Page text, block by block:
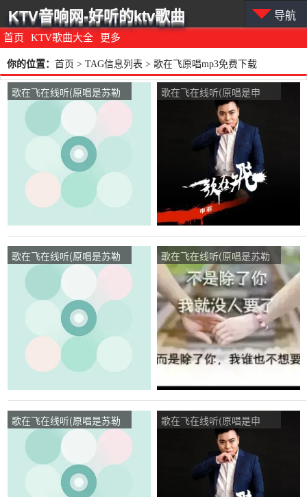
首页 KTV歌曲大全 更多
KTV音响网-好听的ktv歌曲 导航
你的位置： 首页 > TAG信息列表 > 歌在飞原唱mp3免费下载
歌在飞在线听(原唱是苏勒
亚其其格)，方城花屋娟娟
演唱点播:96次
歌在飞在线听(原唱是申
菲)，糖糖演唱点播:86次
歌在飞在线听(原唱是苏勒
亚其其格)，温馨的港湾演
唱点播:12次
歌在飞在线听(原唱是苏勒
亚其其格)，细雨心如演唱
点播:33次
歌在飞在线听(原唱是苏勒
亚其其格)，做我自己演唱
点播:11次
歌在飞在线听(原唱是申
菲)，幸福人生演唱点播:55